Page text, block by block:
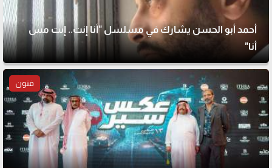
أحمد أبو الحسن يشارك في مسلسل "أنا إنت.. إنت مش
أنا"
فنون